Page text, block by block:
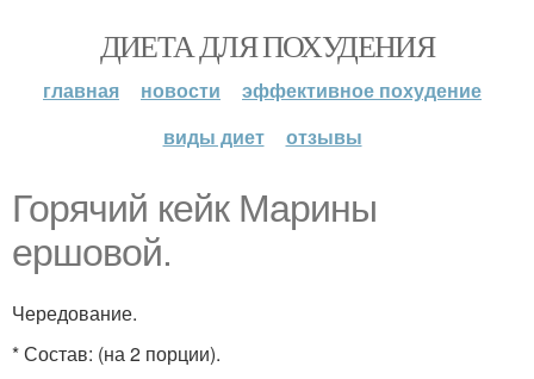
ДИЕТА ДЛЯ ПОХУДЕНИЯ
главная новости
эффективное похудение
виды диет
отзывы
Горячий кейк Марины
ершовой.
Чередование.
* Состав: (на 2 порции).